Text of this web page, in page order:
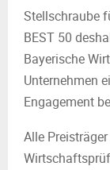
Stellschraube
BEST 50
Bayerische
Unternehmen
Engagement
Alle